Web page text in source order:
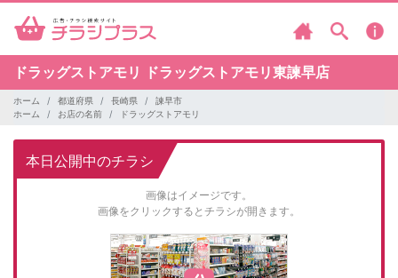
ドラッグストアモリ ドラッグストアモリ東諫早店
ホーム 都道府県 長崎県
諫早市
ホーム
お店の名前 ドラッグストアモリ
本日公開中のチラシ
画像はイメージです。
画像をクリックするとチラシが開きます。